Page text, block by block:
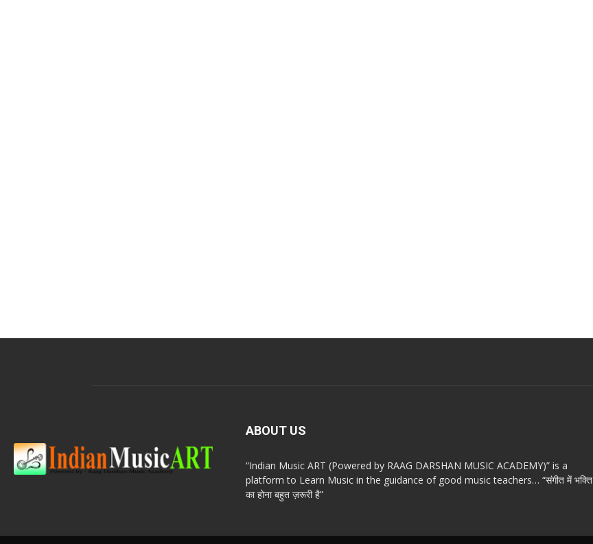
ABOUT US
“Indian Music ART (Powered by RAAG DARSHAN MUSIC ACADEMY)” is a
platform to Learn Music in the guidance of good music teachers… “संगीत में भक्ति
का होना बहुत ज़रूरी है”